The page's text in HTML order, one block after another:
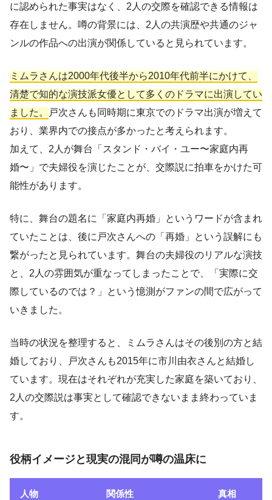
に認められた事実はなく、2人の交際を確認できる情報は
存在しません。噂の背景には、2人の共演歴や共通のジャ
ンルの作品への出演が関係していると見られています。
ミムラさんは2000年代後半から2010年代前半にかけて、
清楚で知的な演技派女優として多くのドラマに出演してい
ました。
戸次さんも同時期に東京でのドラマ出演が増えて
おり、業界内での接点が多かったと考えられます。
加えて、2人が舞台「スタンド・バイ・ユー〜家庭内再
婚〜」で夫婦役を演じたことが、交際説に拍車をかけた可
能性があります。
特に、舞台の題名に「家庭内再婚」というワードが含まれ
ていたことは、後に戸次さんへの「再婚」という誤解にも
繋がったと見られています。舞台の夫婦役のリアルな演技
と、2人の雰囲気が重なってしまったことで、「実際に交
際しているのでは？」という憶測がファンの間で広がって
いきました。
当時の状況を整理すると、ミムラさんはその後別の方と結
婚しており、戸次さんも2015年に市川由衣さんと結婚し
ています。現在はそれぞれが充実した家庭を築いており、
2人の交際説は事実として確認できないまま終わっていま
す。
役柄イメージと現実の混同が噂の温床に
人物 関係性 真相